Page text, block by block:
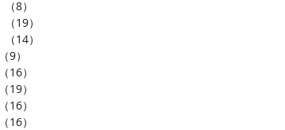
（8）
（19）
（14）
（9）
（16）
（19）
（16）
（16）